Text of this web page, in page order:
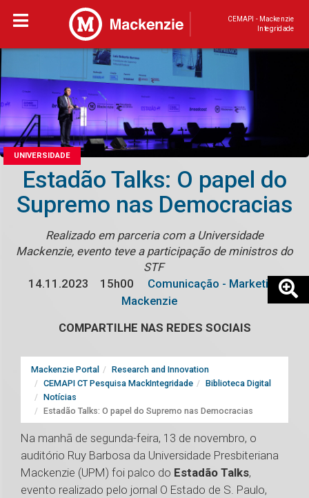
CEMAPI - Mackenzie
Integridade
UNIVERSIDADE
Estadão Talks: O papel do
Supremo nas Democracias
Realizado em parceria com a Universidade
Mackenzie, evento teve a participação de ministros do
STF
14.11.2023
15h00
Comunicação - Marketing
Mackenzie
COMPARTILHE NAS REDES SOCIAIS
Mackenzie Portal
Research and Innovation
CEMAPI CT Pesquisa MackIntegridade
Biblioteca Digital
Notícias
Estadão Talks: O papel do Supremo nas Democracias
Na manhã de segunda-feira, 13 de novembro, o
auditório Ruy Barbosa da Universidade Presbiteriana
Mackenzie (UPM) foi palco do Estadão Talks,
evento realizado pelo jornal O Estado de S. Paulo,